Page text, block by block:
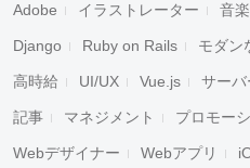
Adobe イラストレーター 音楽
Django Ruby on Rails モダン
高時給 UI/UX Vue.js サーバ
記事 マネジメント プロモー
Webデザイナー Webアプリ